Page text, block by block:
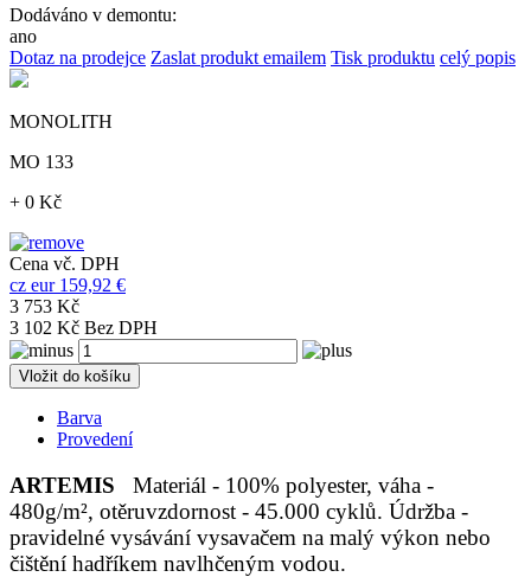
Dodáváno v demontu:
ano
Dotaz na prodejce Zaslat produkt emailem Tisk produktu celý popis
MONOLITH
MO 133
+ 0 Kč
Cena vč. DPH
cz eur 159,92 €
3 753 Kč
3 102 Kč Bez DPH
Vložit do košíku
Barva
Provedení
ARTEMIS
Materiál - 100% polyester, váha -
480g/m², otěruvzdornost - 45.000 cyklů. Údržba -
pravidelné vysávání vysavačem na malý výkon nebo
čištění hadříkem navlhčeným vodou.